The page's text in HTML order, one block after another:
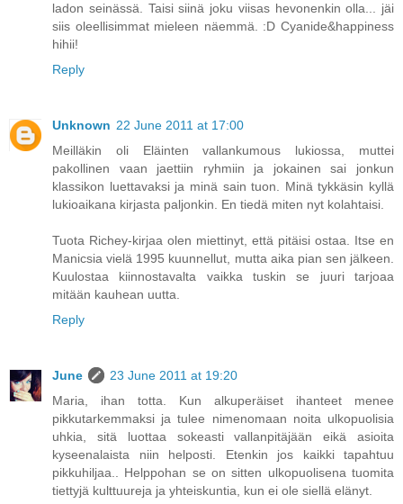
ladon seinässä. Taisi siinä joku viisas hevonenkin olla... jäi
siis oleellisimmat mieleen näemmä. :D Cyanide&happiness
hihii!
Reply
Unknown 22 June 2011 at 17:00
Meilläkin oli Eläinten vallankumous lukiossa, muttei
pakollinen vaan jaettiin ryhmiin ja jokainen sai jonkun
klassikon luettavaksi ja minä sain tuon. Minä tykkäsin kyllä
lukioaikana kirjasta paljonkin. En tiedä miten nyt kolahtaisi.
Tuota Richey-kirjaa olen miettinyt, että pitäisi ostaa. Itse en
Manicsia vielä 1995 kuunnellut, mutta aika pian sen jälkeen.
Kuulostaa kiinnostavalta vaikka tuskin se juuri tarjoaa
mitään kauhean uutta.
Reply
June
23 June 2011 at 19:20
Maria, ihan totta. Kun alkuperäiset ihanteet menee
pikkutarkemmaksi ja tulee nimenomaan noita ulkopuolisia
uhkia, sitä luottaa sokeasti vallanpitäjään eikä asioita
kyseenalaista niin helposti. Etenkin jos kaikki tapahtuu
pikkuhiljaa.. Helppohan se on sitten ulkopuolisena tuomita
tiettyjä kulttuureja ja yhteiskuntia, kun ei ole siellä elänyt.